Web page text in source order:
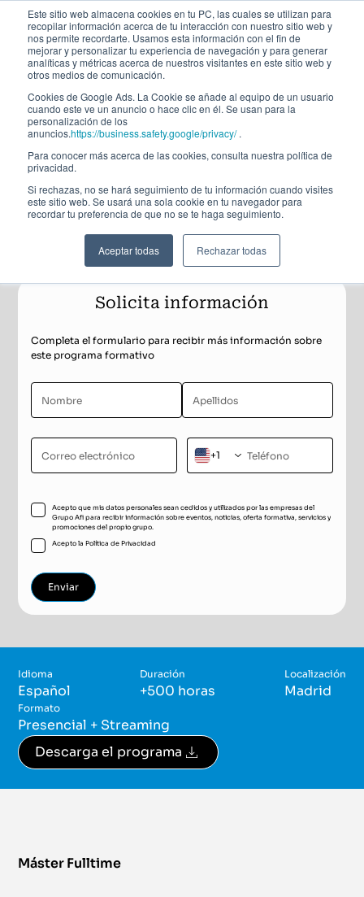
Este sitio web almacena cookies en tu PC, las cuales se utilizan para
recopilar información acerca de tu interacción con nuestro sitio web y
nos permite recordarte. Usamos esta información con el fin de
mejorar y personalizar tu experiencia de navegación y para generar
analíticas y métricas acerca de nuestros visitantes en este sitio web y
otros medios de comunicación.
Cookies de Google Ads. La Cookie se añade al equipo de un usuario
cuando este ve un anuncio o hace clic en él. Se usan para la
personalización de los
anuncios.https://business.safety.google/privacy/.
Para conocer más acerca de las cookies, consulta nuestra política de
privacidad.
Si rechazas, no se hará seguimiento de tu información cuando visites
este sitio web. Se usará una sola cookie en tu navegador para
recordar tu preferencia de que no se te haga seguimiento.
Aceptar todas Rechazar todas
Máster Fulltime
Máster en Finanzas
This is some text inside of a div block.
Solicita información
Completa el formulario para recibir más información sobre
este programa formativo
+1
Acepto que mis datos personales sean cedidos y utilizados por las empresas del
Grupo Afi para recibir información sobre eventos, noticias, oferta formativa, servicios y
promociones del propio grupo.
Acepto laPolítica de Privacidad
Idioma
Español
Duración
+500 horas
Localización
Madrid
Formato
Presencial + Streaming
Descarga el programa
Máster Fulltime